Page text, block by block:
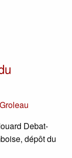
Debat-
dépôt du